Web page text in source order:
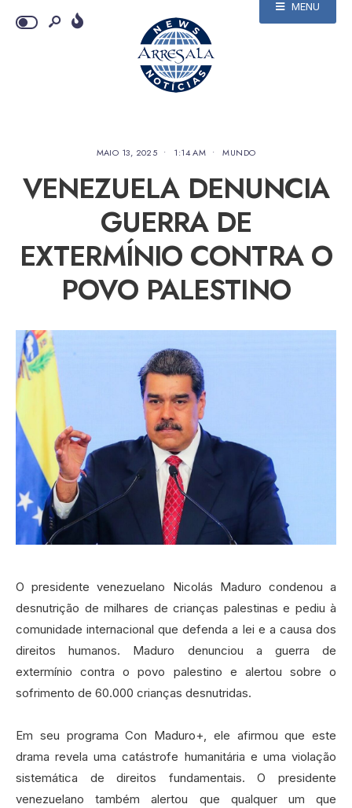
MENU
MAIO 13, 2025 • 1:14 AM • MUNDO
VENEZUELA DENUNCIA
GUERRA DE
EXTERMÍNIO CONTRA O
POVO PALESTINO
O presidente venezuelano Nicolás Maduro condenou a
desnutrição de milhares de crianças palestinas e pediu à
comunidade internacional que defenda a lei e a causa dos
direitos humanos. Maduro denunciou a guerra de
extermínio contra o povo palestino e alertou sobre o
sofrimento de 60.000 crianças desnutridas.
Em seu programa Con Maduro+, ele afirmou que este
drama revela uma catástrofe humanitária e uma violação
sistemática de direitos fundamentais. O presidente
venezuelano também alertou que qualquer um que